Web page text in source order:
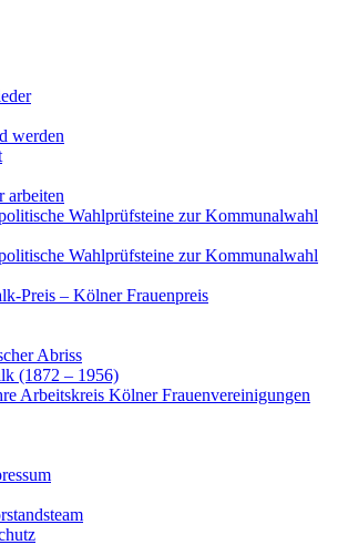
werden
arbeiten
Wahlprüfsteine zur Kommunalwahl
Wahlprüfsteine zur Kommunalwahl
Preis – Kölner Frauenpreis
Abriss
(1872 – 1956)
Arbeitskreis Kölner Frauenvereinigungen